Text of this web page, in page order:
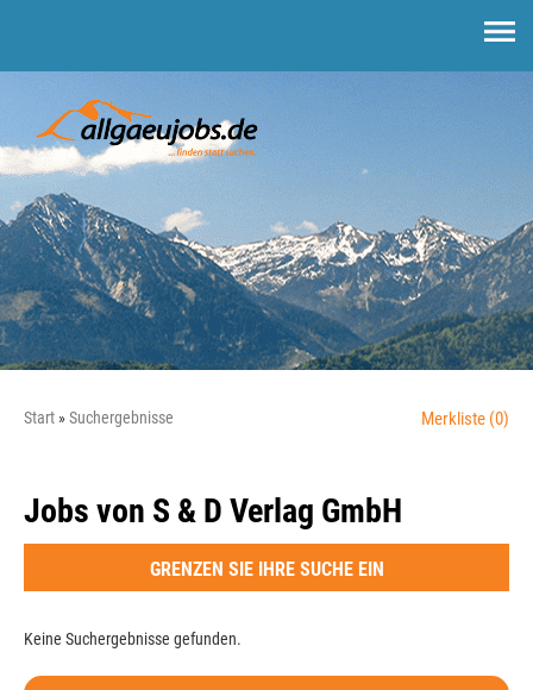
Start Suchergebnisse Merkliste (0)
Jobs von S & D Verlag GmbH
GRENZEN SIE IHRE SUCHE EIN
Keine Suchergebnisse gefunden.